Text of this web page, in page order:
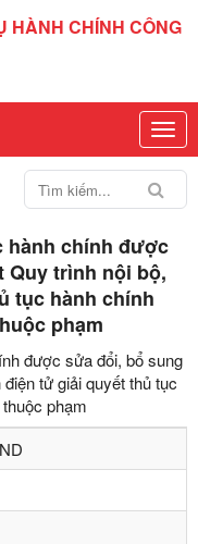
HÀNH CHÍNH CÔNG
hành chính được
Quy trình nội bộ,
tục hành chính
phạm
được sửa đổi, bổ sung
tử giải quyết thủ tục
phạm